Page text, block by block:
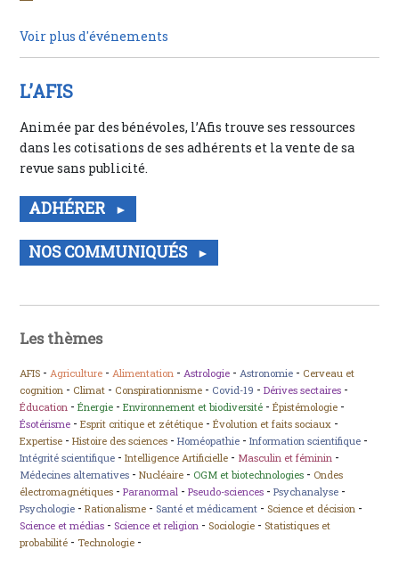
Voir plus d'événements
L’AFIS
Animée par des bénévoles, l’Afis trouve ses ressources
dans les cotisations de ses adhérents et la vente de sa
revue sans publicité.
ADHÉRER
NOS COMMUNIQUÉS
Les thèmes
AFIS -Agriculture -Alimentation -Astrologie -Astronomie - Cerveau et
cognition - Climat - Conspirationnisme - Covid-19 -Dérives sectaires -
Éducation -Énergie -Environnement et biodiversité -Épistémologie -
Ésotérisme -Esprit critique et zététique -Évolution et faits sociaux -
Expertise -Histoire des sciences -Homéopathie -Information scientifique -
Intégrité scientifique -Intelligence Artificielle - Masculin et féminin -
Médecines alternatives -Nucléaire - OGM et biotechnologies - Ondes
électromagnétiques -Paranormal -Pseudo-sciences -Psychanalyse -
Psychologie -Rationalisme - Santé et médicament -Science et décision -
Science et médias -Science et religion -Sociologie -Statistiques et
probabilité -Technologie -